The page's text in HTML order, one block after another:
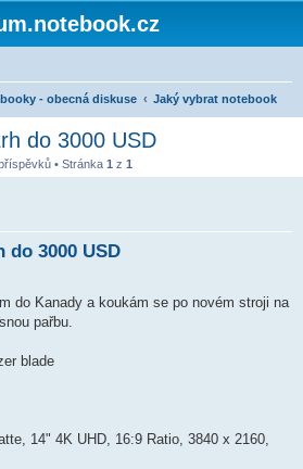
- obecná diskuse Jaký vybrat notebook
do 3000 USD
• Stránka 1 z 1
do 3000 USD
do Kanady a koukám se po novém stroji na
pařbu.
blade
14" 4K UHD, 16:9 Ratio, 3840 x 2160,